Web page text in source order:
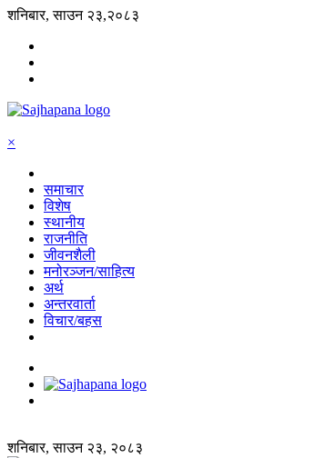
शनिबार, साउन २३,२०८३
×
समाचार
विशेष
स्थानीय
राजनीति
जीवनशैली
मनोरञ्जन/साहित्य
अर्थ
अन्तरवार्ता
विचार/बहस
शनिबार, साउन २३, २०८३